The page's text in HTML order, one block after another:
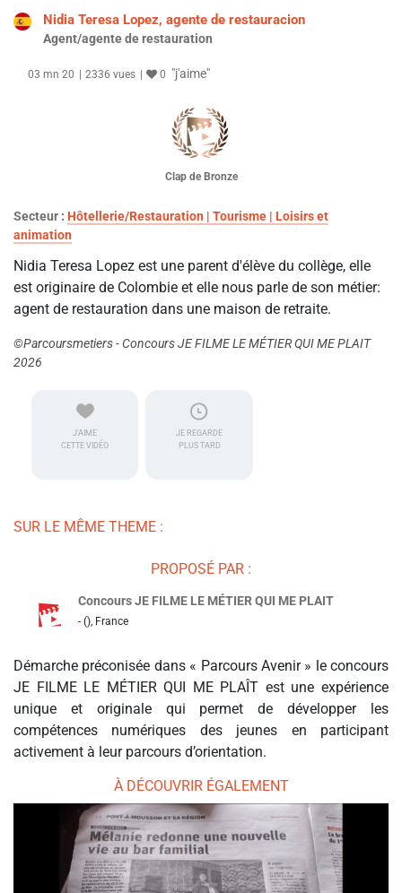
Nidia Teresa Lopez, agente de restauracion
Agent/agente de restauration
03 mn 20 2336 vues 0 "j'aime"
Clap de Bronze
Secteur : Hôtellerie/Restauration | Tourisme | Loisirs et
animation
Nidia Teresa Lopez est une parent d'élève du collège, elle
est originaire de Colombie et elle nous parle de son métier:
agent de restauration dans une maison de retraite.
©Parcoursmetiers - Concours JE FILME LE MÉTIER QUI ME PLAIT
2026
J'AIME
CETTE VIDÉO
JE REGARDE
PLUS TARD
SUR LE MÊME THEME :
PROPOSÉ PAR :
Concours JE FILME LE MÉTIER QUI ME PLAIT
- (), France
Démarche préconisée dans « Parcours Avenir » le concours
JE FILME LE MÉTIER QUI ME PLAÎT est une expérience
unique et originale qui permet de développer les
compétences numériques des jeunes en participant
activement à leur parcours d’orientation.
À DÉCOUVRIR ÉGALEMENT